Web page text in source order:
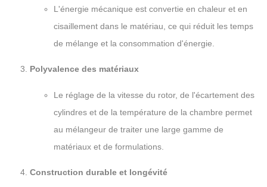
L'énergie mécanique est convertie en chaleur et en
cisaillement dans le matériau, ce qui réduit les temps
de mélange et la consommation d'énergie.
Polyvalence des matériaux
Le réglage de la vitesse du rotor, de l'écartement des
cylindres et de la température de la chambre permet
au mélangeur de traiter une large gamme de
matériaux et de formulations.
Construction durable et longévité